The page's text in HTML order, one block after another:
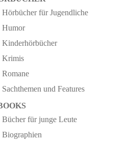
Hörbücher für Jugendliche
Humor
Kinderhörbücher
Krimis
Romane
Sachthemen und Features
Bücher für junge Leute
Biographien